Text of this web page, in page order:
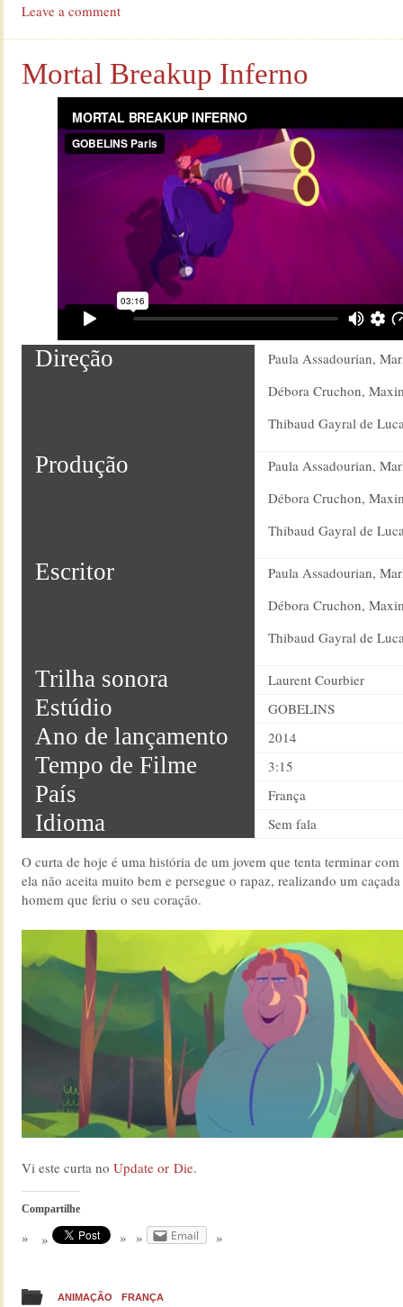
Leave a comment
Mortal Breakup Inferno
Direção
Paula Assadourian,
Débora Cruchon,
Thibaud Gayral de
Produção
Paula Assadourian,
Débora Cruchon,
Thibaud Gayral de
Escritor
Paula Assadourian,
Débora Cruchon,
Thibaud Gayral de
Trilha sonora Laurent Courbier
Estúdio GOBELINS
Ano de lançamento 2014
Tempo de Filme 3:15
País França
Idioma Sem fala
O curta de hoje é uma história de um jovem que tenta terminar com
ela não aceita muito bem e persegue o rapaz, realizando um
homem que feriu o seu coração.
Vi este curta no Update or Die.
Compartilhe
Email
ANIMAÇÃO FRANÇA